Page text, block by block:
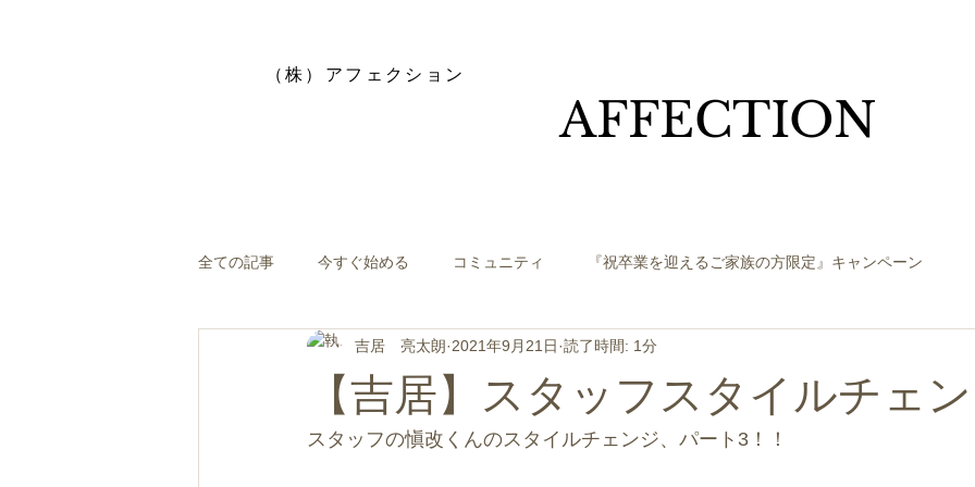
​（株）アフェクション
​AFFECTION
全ての記事 今すぐ始める コミュニティ 『祝卒業を迎えるご家族の方限定』キャンペーン
【吉居】スタッフスタイルチェ
吉居 亮太朗 2021年9月21日 読了時間: 1分
スタッフの愼改くんのスタイルチェンジ、パート3！！